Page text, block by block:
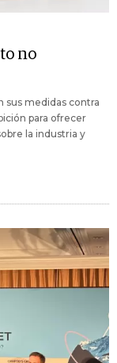
no
sus medidas contra
para ofrecer
la industria y